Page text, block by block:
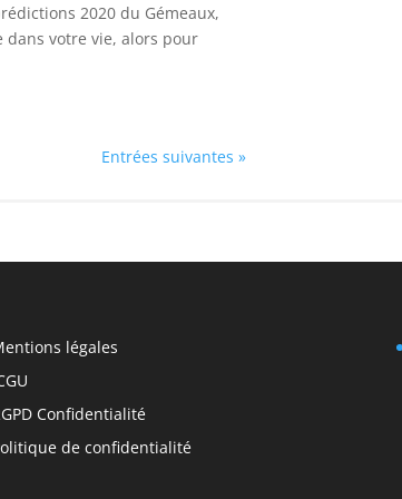
2020 du Gémeaux,
votre vie, alors pour
Entrées suivantes »
légales
Confidentialité
de confidentialité